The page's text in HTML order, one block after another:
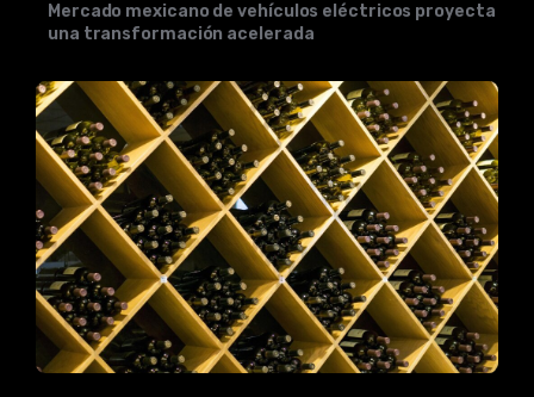
Mercado mexicano de vehículos eléctricos proyecta
una transformación acelerada